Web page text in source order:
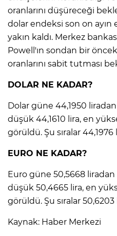
oranlarını düşüreceği
dolar endeksi son on
yakın kaldı. Merkez
Powell'ın sondan bir
oranlarını sabit tutması
DOLAR NE KADAR?
Dolar güne 44,1950
düşük 44,1610 lira, en
görüldü. Şu sıralar
EURO NE KADAR?
Euro güne 50,5668 liradan
düşük 50,4665 lira, en
görüldü. Şu sıralar 50,6203
Kaynak: Haber Merkezi